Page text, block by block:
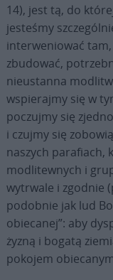
14), jest tą, do
jesteśmy
interweniować
zbudować,
nieustanna
wspierajmy się w
poczujmy się
i czujmy się
naszych parafiach,
modlitewnych i
wytrwale i zgodnie
podobnie jak lud
obiecanej”: aby
żyzną i bogatą
pokojem